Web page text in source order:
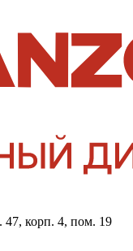
47, корп. 4, пом. 19